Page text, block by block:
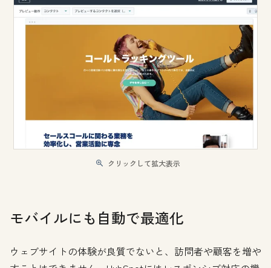
クリックして拡大表示
モバイルにも自動で最適化
ウェブサイトの体験が良質でないと、訪問者や顧客を増や